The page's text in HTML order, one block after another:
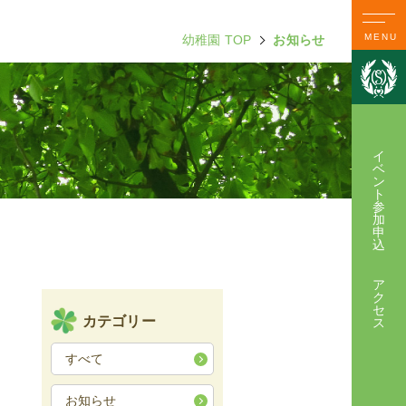
MENU
イ
ベ
ン
ト
参
加
申
込
ア
ク
セ
ス
幼稚園 TOP お知らせ
カテゴリー
すべて
お知らせ